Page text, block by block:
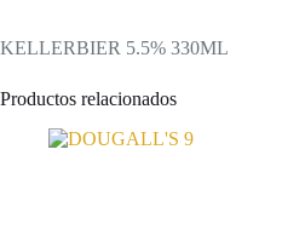
KELLERBIER 5.5% 330ML
Productos relacionados